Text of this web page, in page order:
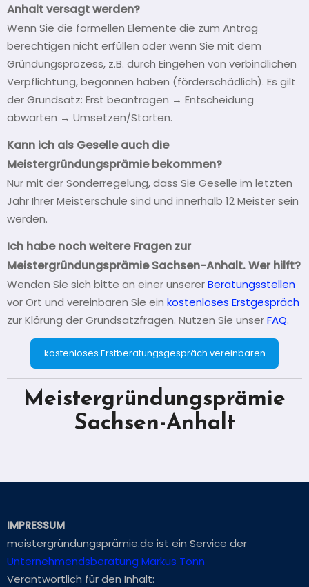
Anhalt versagt werden?
Wenn Sie die formellen Elemente die zum Antrag
berechtigen nicht erfüllen oder wenn Sie mit dem
Gründungsprozess, z.B. durch Eingehen von verbindlichen
Verpflichtung, begonnen haben (förderschädlich). Es gilt
der Grundsatz: Erst beantragen → Entscheidung
abwarten → Umsetzen/Starten.
Kann ich als Geselle auch die
Meistergründungsprämie bekommen?
Nur mit der Sonderregelung, dass Sie Geselle im letzten
Jahr Ihrer Meisterschule sind und innerhalb 12 Meister sein
werden.
Ich habe noch weitere Fragen zur
Meistergründungsprämie Sachsen-Anhalt.Wer hilft?
Wenden Sie sich bitte an einer unsererBeratungsstellen
vor Ort und vereinbaren Sie ein kostenloses Erstgespräch
zur Klärung der Grundsatzfragen. Nutzen Sie unserFAQ.
kostenloses Erstberatungsgespräch vereinbaren
Meistergründungsprämie
Sachsen-Anhalt
IMPRESSUM
meistergründungsprämie.de ist ein Service der
Unternehmendsberatung Markus Tonn
Verantwortlich für den Inhalt: